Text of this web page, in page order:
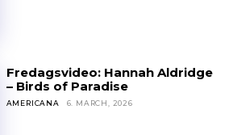
Fredagsvideo: Hannah Aldridge
– Birds of Paradise
AMERICANA 6. MARCH, 2026